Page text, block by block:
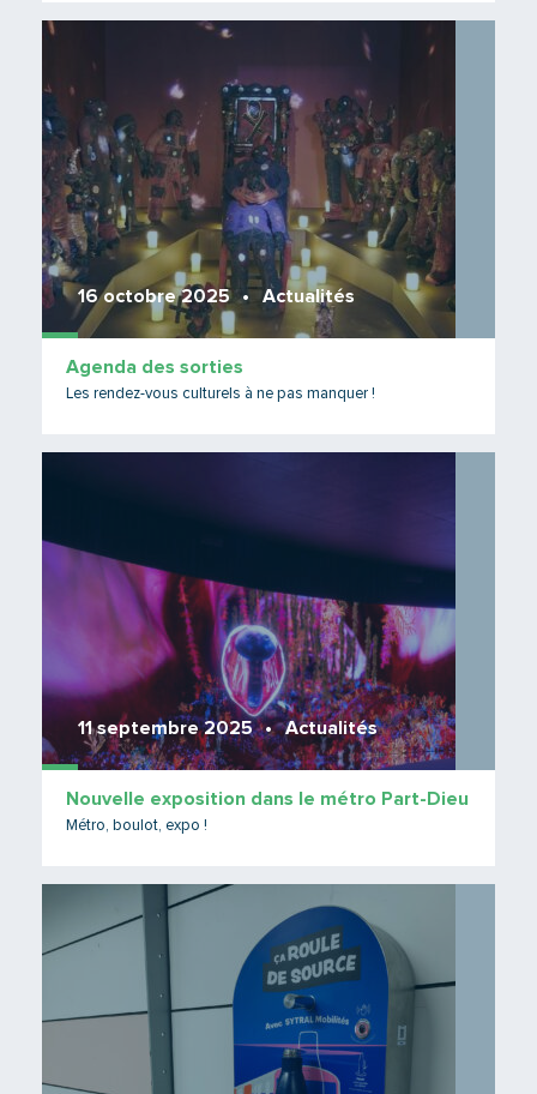
16 octobre 2025 Actualités
Agenda des sorties
Les rendez-vous culturels à ne pas manquer !
11 septembre 2025 Actualités
Nouvelle exposition dans le métro Part-Dieu
Métro, boulot, expo !